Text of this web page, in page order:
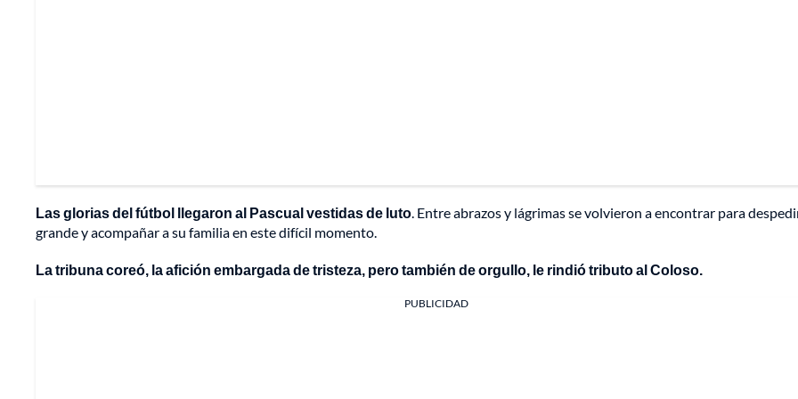
Las glorias del fútbol llegaron al Pascual vestidas de luto. Entre abrazos y lágrimas se volvieron a encontrar para
grande y acompañar a su familia en este difícil momento.
La tribuna coreó, la afición embargada de tristeza, pero también de orgullo, le rindió tributo al Coloso.
PUBLICIDAD